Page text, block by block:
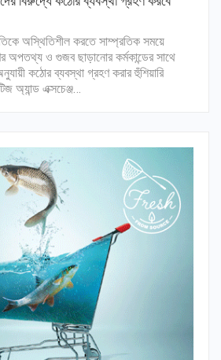
অস্থিতিশীল করতে সাম্প্রতিক সময়ে
অপতথ্য ও গুজব ছাড়ানোর কর্মকান্ডের সাথে
কঠোর ব্যবস্থা গ্রহণ করার হুঁশিয়ারি
অ্যান্ড এক্সচেঞ্জ…